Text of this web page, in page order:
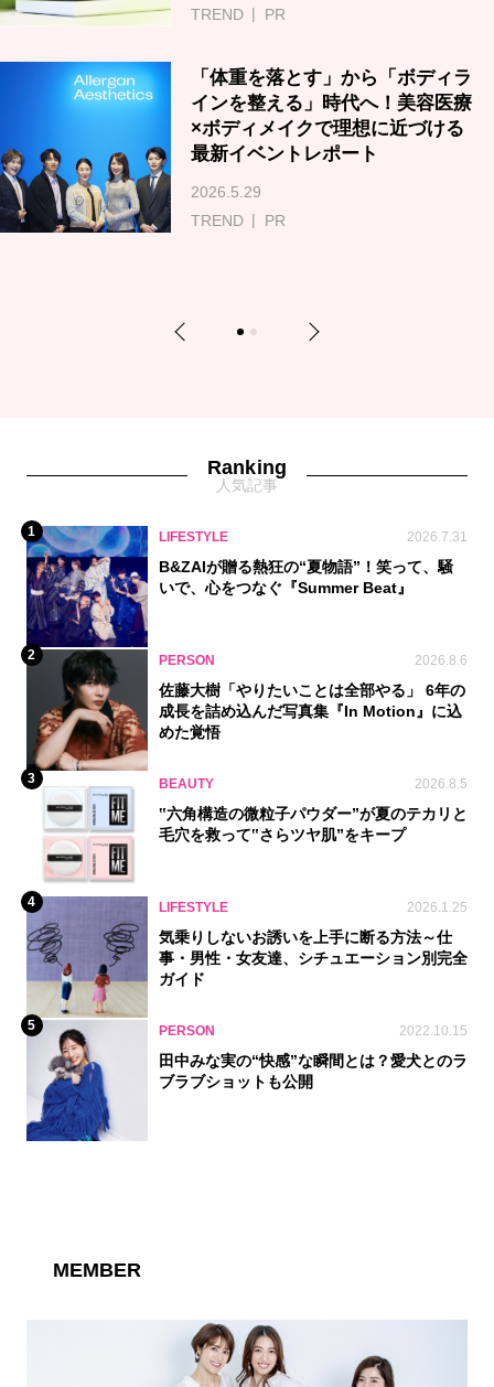
TREND PR
「体重を落とす」から「ボディラ
インを整える」時代へ！美容医療
×ボディメイクで理想に近づける
最新イベントレポート
2026.5.29
TREND
PR
Previous 1 2 Next
Ranking
人気記事
1 LIFESTYLE 2026.7.31
B&ZAIが贈る熱狂の“夏物語”！笑って、騒
いで、心をつなぐ『Summer Beat』
2 PERSON 2026.8.6
佐藤大樹「やりたいことは全部やる」 6年の
成長を詰め込んだ写真集『In Motion』に込
めた覚悟
3 BEAUTY 2026.8.5
‟六角構造の微粒子パウダー”が夏のテカリと
毛穴を救って‟さらツヤ肌”をキープ
4 LIFESTYLE 2026.1.25
気乗りしないお誘いを上手に断る方法～仕
事・男性・女友達、シチュエーション別完全
ガイド
5 PERSON 2022.10.15
田中みな実の“快感”な瞬間とは？愛犬とのラ
ブラブショットも公開
MEMBER